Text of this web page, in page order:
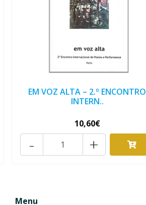
EM VOZ ALTA – 2.º ENCONTRO
INTERN..
10,60€
+
-
Menu